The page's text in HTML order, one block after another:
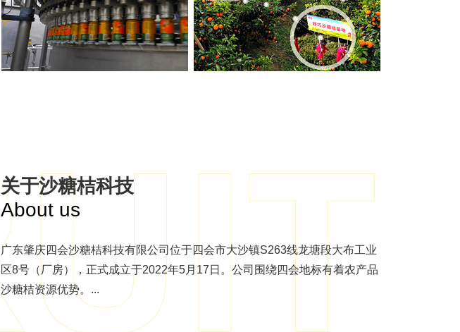
关于沙糖桔科技
About us
广东肇庆四会沙糖桔科技有限公司位于四会市大沙镇S263线龙塘段大布工业
区8号（厂房），正式成立于2022年5月17日。公司围绕四会地标有着农产品
沙糖桔资源优势。...